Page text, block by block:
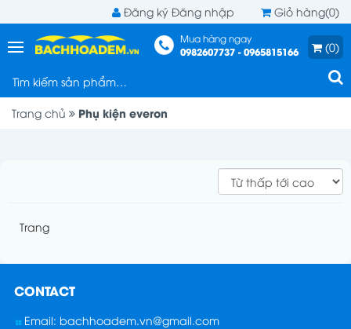
Đăng ký Đăng nhập Giỏ hàng(0)
Mua hàng ngay
0982607737 - 0965815166
(0)
Trang chủ Phụ kiện everon
Trang
CONTACT
Email: bachhoadem.vn@gmail.com